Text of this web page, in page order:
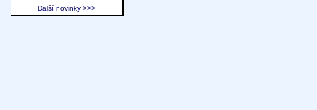
Další novinky >>>